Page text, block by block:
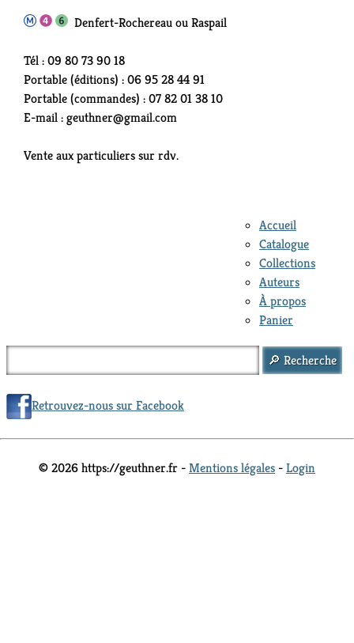
Denfert-Rochereau ou Raspail
Tél : 09 80 73 90 18
Portable (éditions) : 06 95 28 44 91
Portable (commandes) : 07 82 01 38 10
E-mail : geuthner@gmail.com
Vente aux particuliers sur rdv.
Accueil
Catalogue
Collections
Auteurs
À propos
Panier
Retrouvez-nous sur Facebook
© 2026 https://geuthner.fr -Mentions légales -Login